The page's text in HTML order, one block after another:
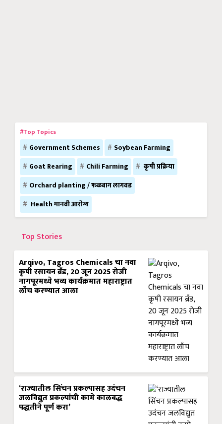
#Top Topics
Government Schemes
Soybean Farming
Goat Rearing
Chili Farming
कृषी प्रक्रिया
Orchard planting / फळबाग लागवड
Health मानवी आरोग्य
Top Stories
Arqivo, Tagros Chemicals चा नवा
कृषी रसायन ब्रँड, 20 जून 2025 रोजी
नागपूरमध्ये भव्य कार्यक्रमात महाराष्ट्रात
लाँच करण्यात आला
‘राज्यातील सिंचन प्रकल्पासह उदंचन
जलविद्युत प्रकल्पांची कामे कालबद्ध
पद्धतीने पूर्ण करा’